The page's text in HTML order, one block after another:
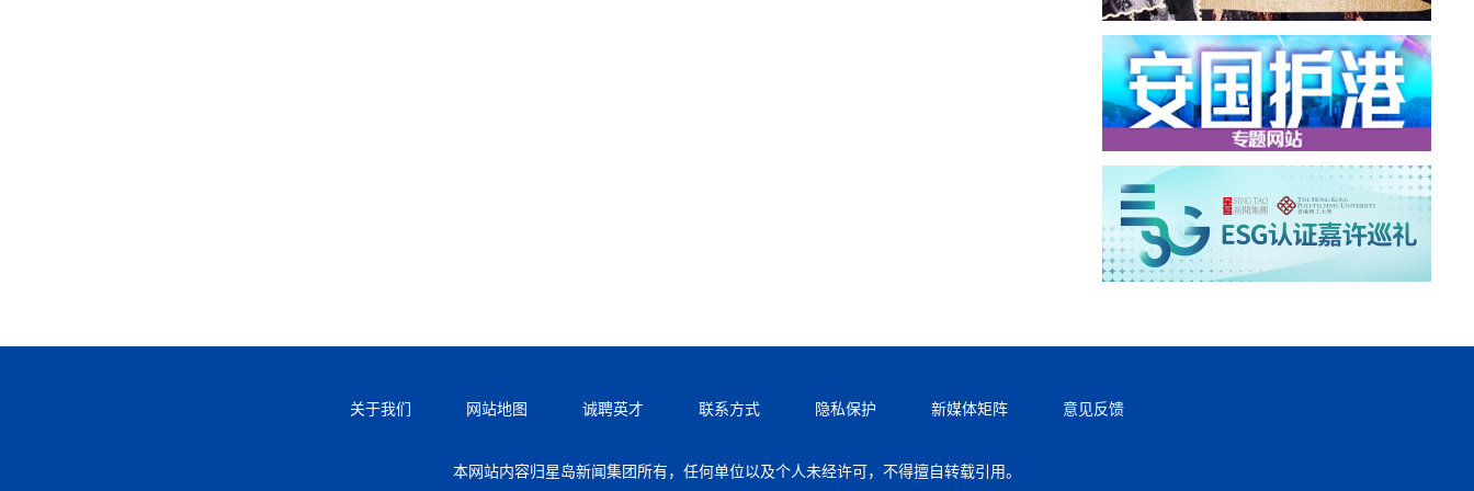
关于我们 网站地图 诚聘英才 联系方式 隐私保护 新媒体矩阵 意见反馈
本网站内容归星岛新闻集团所有，任何单位以及个人未经许可，不得擅自转载引用。